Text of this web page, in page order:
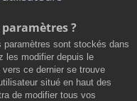
?
sont stockés dans
les modifier depuis le
vers ce dernier se trouve
situé en haut des
de modifier tous vos